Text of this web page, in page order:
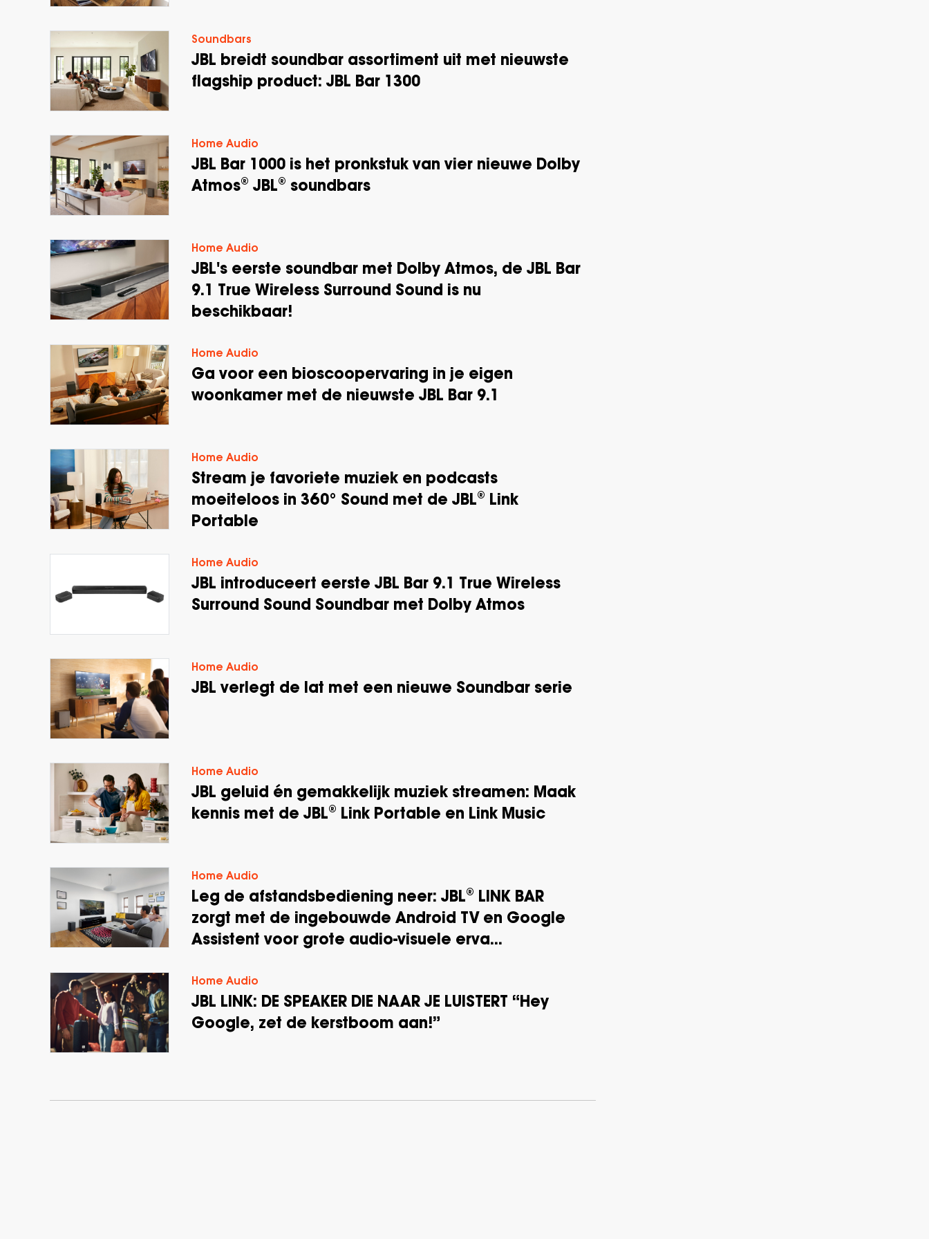
Soundbars
JBL breidt soundbar assortiment uit met nieuwste
flagship product: JBL Bar 1300
Home Audio
JBL Bar 1000 is het pronkstuk van vier nieuwe Dolby
Atmos® JBL® soundbars
Home Audio
JBL's eerste soundbar met Dolby Atmos, de JBL Bar
9.1 True Wireless Surround Sound is nu
beschikbaar!
Home Audio
Ga voor een bioscoopervaring in je eigen
woonkamer met de nieuwste JBL Bar 9.1
Home Audio
Stream je favoriete muziek en podcasts
moeiteloos in 360° Sound met de JBL® Link
Portable
Home Audio
JBL introduceert eerste JBL Bar 9.1 True Wireless
Surround Sound Soundbar met Dolby Atmos
Home Audio
JBL verlegt de lat met een nieuwe Soundbar serie
Home Audio
JBL geluid én gemakkelijk muziek streamen: Maak
kennis met de JBL® Link Portable en Link Music
Home Audio
Leg de afstandsbediening neer: JBL® LINK BAR
zorgt met de ingebouwde Android TV en Google
Assistent voor grote audio-visuele erva...
Home Audio
JBL LINK: DE SPEAKER DIE NAAR JE LUISTERT “Hey
Google, zet de kerstboom aan!”